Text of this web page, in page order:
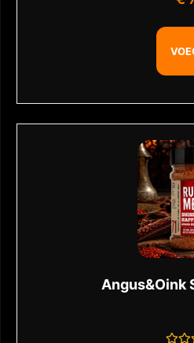
5
Angus&Oink